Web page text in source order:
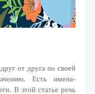
от друга по своей
Есть имена-
В этой статье речь